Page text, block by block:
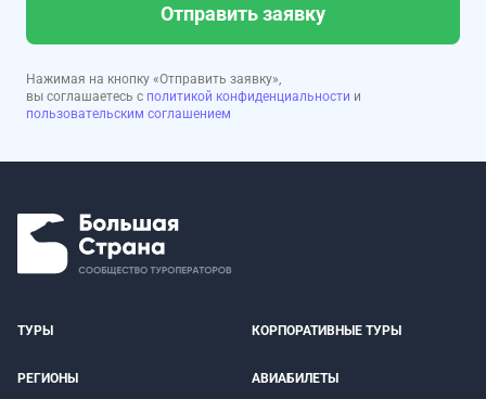
Отправить заявку
Нажимая на кнопку «Отправить заявку»,
вы соглашаетесь с политикой конфиденциальности и
пользовательским соглашением
ТУРЫ КОРПОРАТИВНЫЕ ТУРЫ
РЕГИОНЫ АВИАБИЛЕТЫ